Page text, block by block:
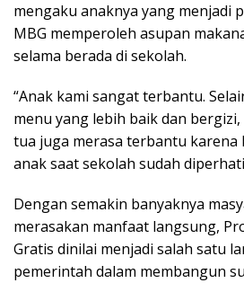
mengaku anaknya yang menjadi
MBG memperoleh asupan
selama berada di sekolah.
“Anak kami sangat terbantu.
menu yang lebih baik dan
tua juga merasa terbantu karena
anak saat sekolah sudah
Dengan semakin banyaknya
merasakan manfaat langsung,
Gratis dinilai menjadi salah satu
pemerintah dalam membangun